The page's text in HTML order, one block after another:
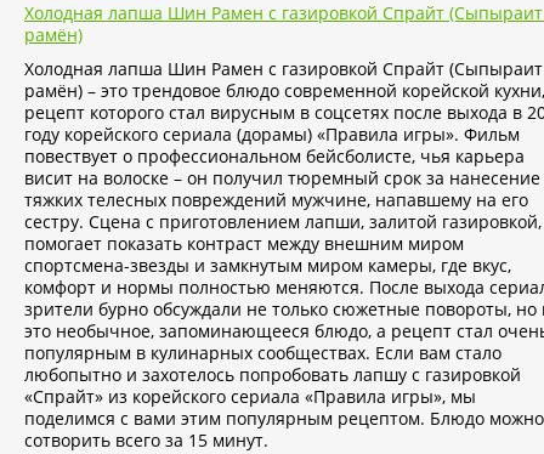
Холодная лапша Шин Рамен с газировкой Спрайт
рамён)
Холодная лапша Шин Рамен с газировкой Спрайт
рамён) – это трендовое блюдо современной корейской кухни,
рецепт которого стал вирусным в соцсетях после выхода в
году корейского сериала (дорамы) «Правила игры». Фильм
повествует о профессиональном бейсболисте, чья карьера
висит на волоске – он получил тюремный срок за нанесение
тяжких телесных повреждений мужчине, напавшему на его
сестру. Сцена с приготовлением лапши, залитой газировкой,
помогает показать контраст между внешним миром
спортсмена-звезды и замкнутым миром камеры, где вкус,
комфорт и нормы полностью меняются. После выхода
зрители бурно обсуждали не только сюжетные повороты, но
это необычное, запоминающееся блюдо, а рецепт стал
популярным в кулинарных сообществах. Если вам стало
любопытно и захотелось попробовать лапшу с газировкой
«Спрайт» из корейского сериала «Правила игры», мы
поделимся с вами этим популярным рецептом. Блюдо можно
сотворить всего за 15 минут.